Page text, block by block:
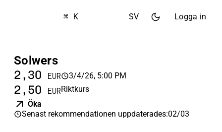
⌘ K SV Logga in
Solwers
2,30 EUR 3/4/26, 5:00 PM
2,50 EURRiktkurs
Öka
Senast rekommendationen uppdaterades:02/03